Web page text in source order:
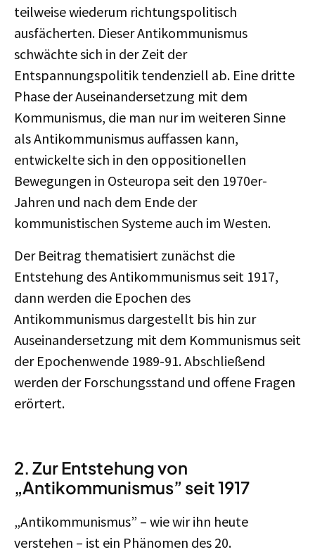
teilweise wiederum richtungspolitisch
ausfächerten. Dieser Antikommunismus
schwächte sich in der Zeit der
Entspannungspolitik tendenziell ab. Eine dritte
Phase der Auseinandersetzung mit dem
Kommunismus, die man nur im weiteren Sinne
als Antikommunismus auffassen kann,
entwickelte sich in den oppositionellen
Bewegungen in Osteuropa seit den 1970er-
Jahren und nach dem Ende der
kommunistischen Systeme auch im Westen.
Der Beitrag thematisiert zunächst die
Entstehung des Antikommunismus seit 1917,
dann werden die Epochen des
Antikommunismus dargestellt bis hin zur
Auseinandersetzung mit dem Kommunismus seit
der Epochenwende 1989-91. Abschließend
werden der Forschungsstand und offene Fragen
erörtert.
2. Zur Entstehung von
„Antikommunismus” seit 1917
„Antikommunismus” – wie wir ihn heute
verstehen – ist ein Phänomen des 20.